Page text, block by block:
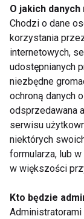
Zapiekanka z
Składniki:
- brokuł
- bakłażan
- 30-40 g
- 3-4 pomidory
- 200 g sera
- 2 łyżki oliwy z
- świeży
O jakich danych
Chodzi o dane
korzystania
internetowych,
udostępnianych
niezbędne
ochroną danych
odsprzedawana
serwisu
niektórych
formularza, lub
w większości
Kto będzie
Administratorami